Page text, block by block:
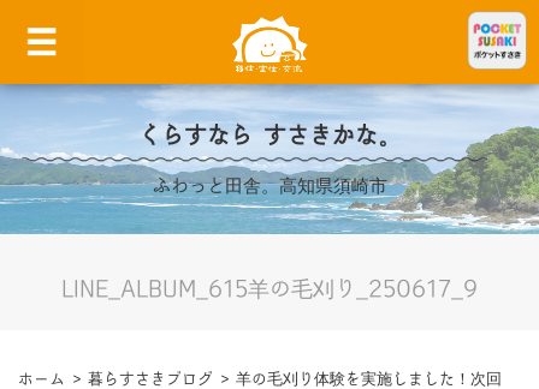
くらすなら すさきかな。
ふわっと田舎。高知県須崎市
LINE_ALBUM_615羊の毛刈り_250617_9
ホーム > 暮らすさきブログ > 羊の毛刈り体験を実施しました！次回